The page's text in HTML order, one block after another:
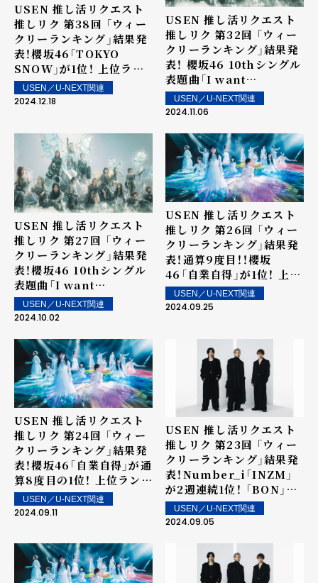
USEN 推し活リクエスト
推しリク 第38回 「ウィー
クリーランキング」結果発
表！櫻坂46「TOKYO
SNOW」が1位！ 上位ラン
クイン楽曲は街中・店内で
配信！
USEN／U-NEXT関連
2024.12.18
USEN 推し活リクエスト
推しリク 第32回 「ウィー
クリーランキング」結果発
表！ 櫻坂46 10thシングル
表題曲「I want
tomorrow to come」が
6週連続1位で記録更新！ 上
店内で配信！
USEN／U-NEXT関連
2024.11.06
USEN 推し活リクエスト
推しリク 第27回 「ウィー
クリーランキング」結果発
表！櫻坂46 10thシングル
表題曲「I want
tomorrow to come」が
1位！ Number_iの初のフ
20位内に4曲！上位ランク
イン楽曲は街中・店内で配
信！
USEN／U-NEXT関連
2024.10.02
USEN 推し活リクエスト
推しリク 第26回 「ウィー
クリーランキング」結果発
表！通算9度目！！櫻坂
46「自業自得」が1位！ 上位
ランクイン楽曲は街中・店
内で配信！
USEN／U-NEXT関連
2024.09.25
USEN 推し活リクエスト
推しリク 第24回 「ウィー
クリーランキング」結果発
表！櫻坂46「自業自得」が通
算8度目の1位！ 上位ランク
イン楽曲は街中・店内で配
信！
USEN／U-NEXT関連
2024.09.11
USEN 推し活リクエスト
推しリク 第23回 「ウィー
クリーランキング」結果発
表！Number_i「INZM」
が2週連続1位！ 「BON」が
5位！上位ランクイン楽曲
は街中・店内で配信！
USEN／U-NEXT関連
2024.09.05